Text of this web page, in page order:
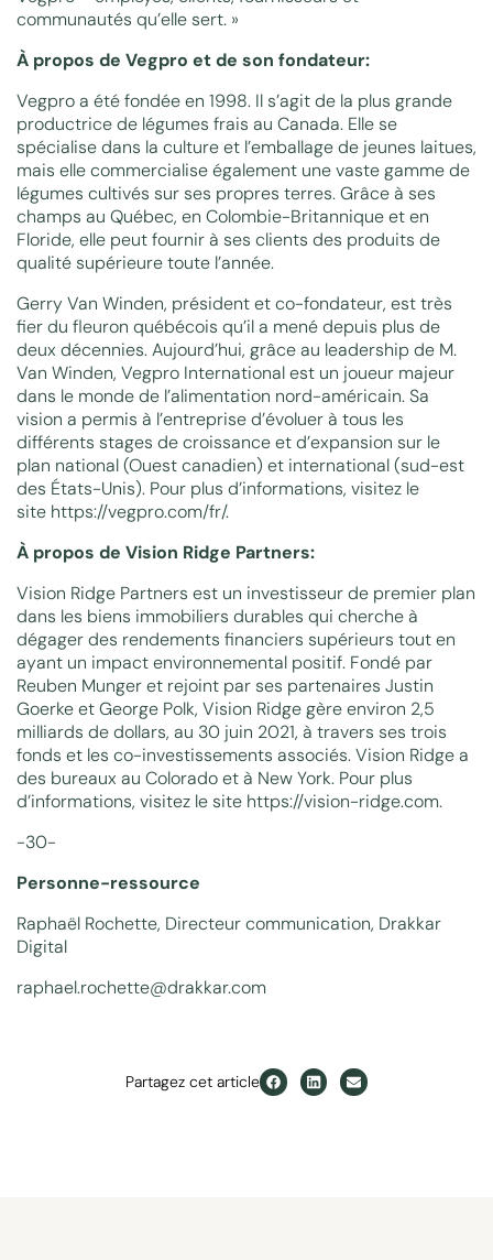
communautés qu’elle sert. »
À propos de Vegpro et de son fondateur:
Vegpro a été fondée en 1998. Il s’agit de la plus grande
productrice de légumes frais au Canada. Elle se
spécialise dans la culture et l’emballage de jeunes laitues,
mais elle commercialise également une vaste gamme de
légumes cultivés sur ses propres terres. Grâce à ses
champs au Québec, en Colombie-Britannique et en
Floride, elle peut fournir à ses clients des produits de
qualité supérieure toute l’année.
Gerry Van Winden, président et co-fondateur, est très
fier du fleuron québécois qu’il a mené depuis plus de
deux décennies. Aujourd’hui, grâce au leadership de M.
Van Winden, Vegpro International est un joueur majeur
dans le monde de l’alimentation nord-américain. Sa
vision a permis à l’entreprise d’évoluer à tous les
différents stages de croissance et d’expansion sur le
plan national (Ouest canadien) et international (sud-est
des États-Unis). Pour plus d’informations, visitez le
site https://vegpro.com/fr/.
À propos de Vision Ridge Partners:
Vision Ridge Partners est un investisseur de premier plan
dans les biens immobiliers durables qui cherche à
dégager des rendements financiers supérieurs tout en
ayant un impact environnemental positif. Fondé par
Reuben Munger et rejoint par ses partenaires Justin
Goerke et George Polk, Vision Ridge gère environ 2,5
milliards de dollars, au 30 juin 2021, à travers ses trois
fonds et les co-investissements associés. Vision Ridge a
des bureaux au Colorado et à New York. Pour plus
d’informations, visitez le site https://vision-ridge.com.
-30-
Personne-ressource
Raphaël Rochette, Directeur communication, Drakkar
Digital
raphael.rochette@drakkar.com
Partagez cet article